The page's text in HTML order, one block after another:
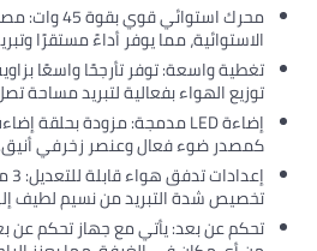
محرك استوائي قوي بقوة 45 وات: مصمم خصيصًا للمناخات
وتبريدًا موثوقًا به.
تغطية واسعة: توفر تأرجحًا واسعًا بزاوية 60° مما يساهم في
تصل إلى 20 متر².
إضاءة LED مدمجة: مزودة بحلقة إضاءة LED باردة بيضاء تعمل
أنيق.
إعدادات تدفق هواء قابلة للتعديل: 3 مستويات للسرعة تتيح لك
لطيف إلى تدفق هواء قوي.
تحكم عن بعد لضبط الإعدادات بسهولة